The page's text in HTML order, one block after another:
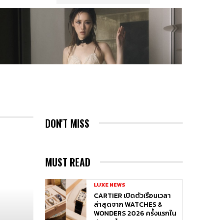
DON'T MISS
MUST READ
LUXE NEWS
CARTIER เปิดตัวเรือนเวลา
ล่าสุดจาก WATCHES &
WONDERS 2026 ครั้งแรกใน